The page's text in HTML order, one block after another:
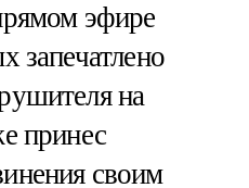
эфире
запечатлено
на
принес
своим